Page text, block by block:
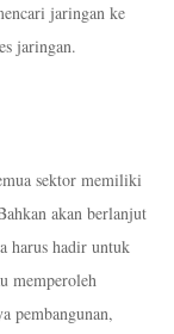
jaringan ke
jaringan.
sektor memiliki
akan berlanjut
harus hadir untuk
memperoleh
pembangunan,